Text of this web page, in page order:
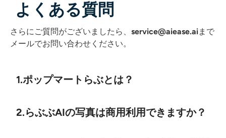
よくある質問
さらにご質問がございましたら、 service@aiease.aiまで
メールでお問い合わせください。
1.ポップマートらぶとは？
2.らぶぶAIの写真は商用利用できますか？